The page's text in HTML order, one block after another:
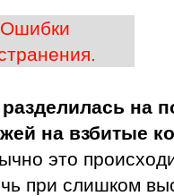
на
на взбитые
это
при слишком